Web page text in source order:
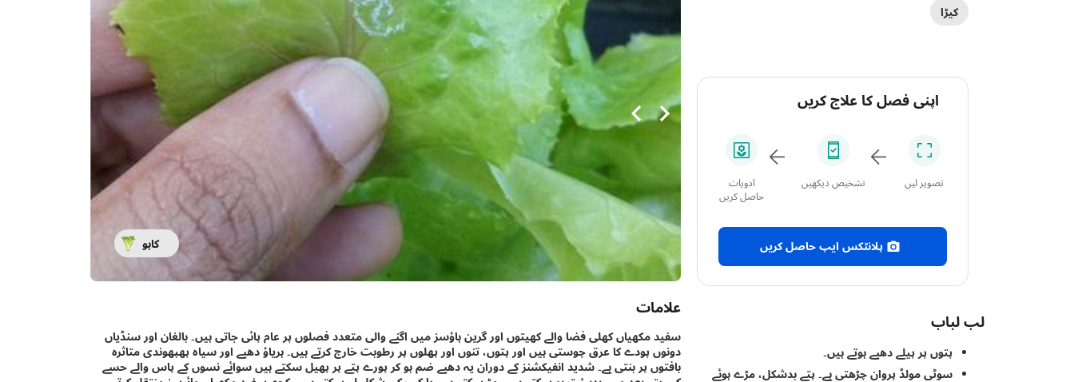
کیڑا
اپنی فصل کا علاج کریں
تصویر لیں تشخیص دیکھیں
ادویات
حاصل کریں
پلانٹکس ایپ حاصل کریں
لب لباب
پتوں پر پیلے دھبے ہوتے ہیں۔
سوٹی مولڈ پروان چڑھتی ہے۔ پتے بدشکل، مڑے ہوئے
کاہو
علامات
سفید مکھیاں کھلی فضا والے کھیتوں اور گرین ہاؤسز میں اگنے والی متعدد فصلوں پر عام پائی جاتی ہیں۔ بالغان اور سنڈیاں
دونوں پودے کا عرق چوستی ہیں اور پتوں، تنوں اور پھلوں پر رطوبت خارج کرتے ہیں۔ ہریاؤ دھبے اور سیاہ پھپھوندی متاثرہ
بافتوں پر بنتی ہے۔ شدید انفیکشنز کے دوران یہ دھبے ضم ہو کر پورے پتے پر پھیل سکتے ہیں سوائے نسوں کے پاس والے حسے